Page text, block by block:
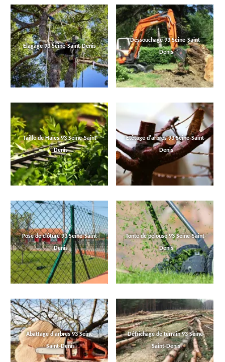
Elagage 93 Seine-Saint-Denis
Déssouchage 93 Seine-Saint-
Denis
Taille de Haies 93 Seine-Saint-
Denis
Etêtage d'arbres 93 Seine-Saint-
Denis
Pose de clôture 93 Seine-Saint-
Denis
Tonte de pelouse 93 Seine-Saint-
Denis
Abattage d'arbres 93 Seine-
Saint-Denis
Défrichage de terrain 93 Seine-
Saint-Denis